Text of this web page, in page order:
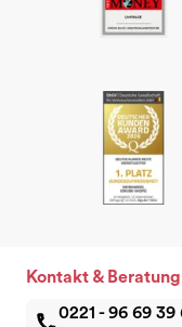
Kontakt & Beratung
0221 - 96 69 39